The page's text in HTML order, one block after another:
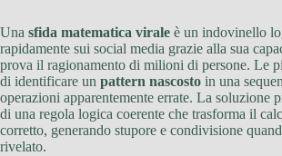
Una sfida matematica virale è un indovinello
rapidamente sui social media grazie alla sua
prova il ragionamento di milioni di persone. Le
di identificare un pattern nascosto in una
operazioni apparentemente errate. La soluzione
di una regola logica coerente che trasforma il
corretto, generando stupore e condivisione
rivelato.